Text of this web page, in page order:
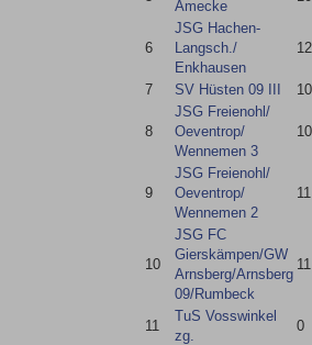
Amecke
6
JSG Hachen-
Langsch./​
Enkhausen
12
7 SV Hüsten 09 III 10
8
JSG Freienohl/​
Oeventrop/​
Wennemen 3
10
9
JSG Freienohl/​
Oeventrop/​
Wennemen 2
11
10
JSG FC
Gierskämpen/​GW
Arnsberg/​Arnsberg
09/​Rumbeck
11
11
TuS Vosswinkel
zg.
0